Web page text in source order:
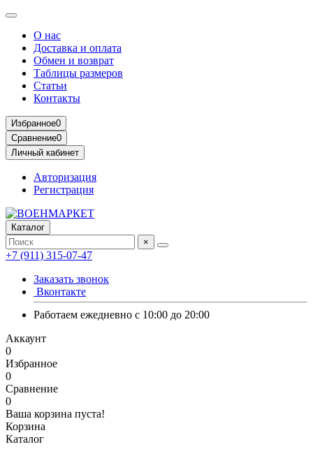
О нас
Доставка и оплата
Обмен и возврат
Таблицы размеров
Статьи
Контакты
Избранное0
Сравнение0
Личный кабинет
Авторизация
Регистрация
Каталог
×
+7 (911) 315-07-47
Заказать звонок
Вконтакте
Работаем ежедневно с 10:00 до 20:00
Аккаунт
0
Избранное
0
Сравнение
0
Ваша корзина пуста!
Корзина
Каталог